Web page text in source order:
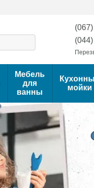
Мебель
для
ванны
мойки